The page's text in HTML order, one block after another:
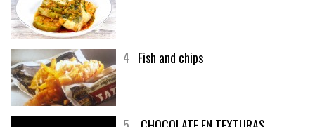
4 Fish and chips